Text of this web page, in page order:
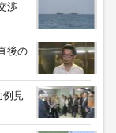
渉
後の
例見